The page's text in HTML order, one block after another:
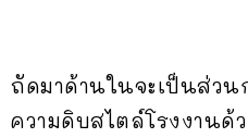
ถัดมาด้านในจะเป็นส่วน
ความดิบสไตล์โรงงานด้